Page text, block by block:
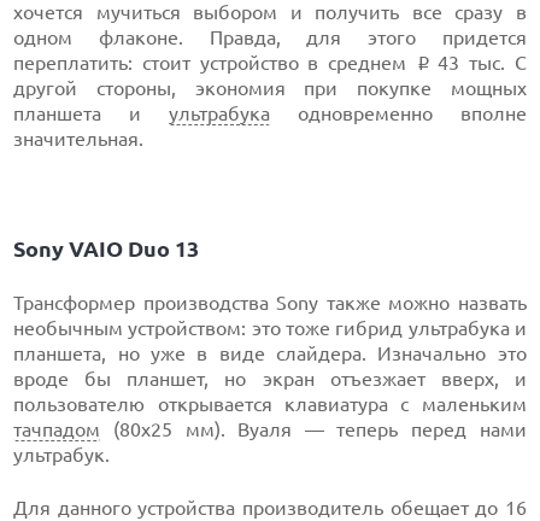
хочется мучиться выбором и получить все сразу в
одном флаконе. Правда, для этого придется
переплатить: стоит устройство в среднем
i43 тыс. С
другой стороны, экономия при покупке мощных
планшета и ультрабука одновременно вполне
значительная.
Sony VAIO Duo 13
Трансформер производства Sony также можно назвать
необычным устройством: это тоже гибрид ультрабука и
планшета, но уже в виде слайдера. Изначально это
вроде бы планшет, но экран отъезжает вверх, и
пользователю открывается клавиатура с маленьким
тачпадом (80х25 мм). Вуаля — теперь перед нами
ультрабук.
Для данного устройства производитель обещает до 16